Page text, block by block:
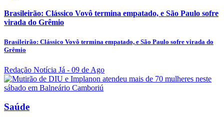
Brasileirão: Clássico Vovô termina empatado, e São Paulo sofre
virada do Grêmio
Brasileirão: Clássico Vovô termina empatado, e São Paulo sofre virada do
Grêmio
Redação Notícia Já - 09 de Ago
Saúde